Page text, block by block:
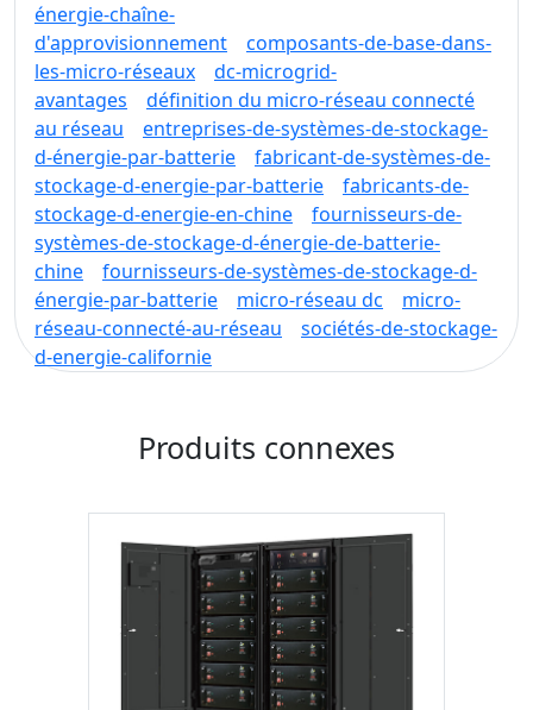
énergie-chaîne-
d'approvisionnement
composants-de-base-dans-
les-micro-réseaux
dc-microgrid-
avantages
définition du micro-réseau connecté
au réseau
entreprises-de-systèmes-de-stockage-
d-énergie-par-batterie
fabricant-de-systèmes-de-
stockage-d-energie-par-batterie
fabricants-de-
stockage-d-energie-en-chine
fournisseurs-de-
systèmes-de-stockage-d-énergie-de-batterie-
chine
fournisseurs-de-systèmes-de-stockage-d-
énergie-par-batterie
micro-réseau dc
micro-
réseau-connecté-au-réseau
sociétés-de-stockage-
d-energie-californie
Produits connexes